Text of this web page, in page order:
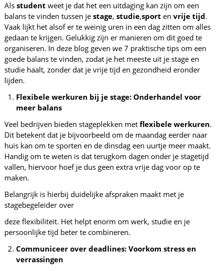
Als student weet je dat het een uitdaging kan zijn om een
balans te vinden tussen je stage, studie,sport en vrije tijd.
Vaak lijkt het alsof er te weinig uren in een dag zitten om alles
gedaan te krijgen. Gelukkig zijn er manieren om dit goed te
organiseren. In deze blog geven we 7 praktische tips om een
goede balans te vinden, zodat je het meeste uit je stage en
studie haalt, zonder dat je vrije tijd en gezondheid eronder
lijden.
Flexibele werkuren bij je stage: Onderhandel voor
meer balans
Veel bedrijven bieden stageplekken met flexibele werkuren.
Dit betekent dat je bijvoorbeeld om de maandag eerder naar
huis kan om te sporten en de dinsdag een uurtje meer maakt.
Handig om te weten is dat terugkom dagen onder je stagetijd
vallen, hiervoor hoef je dus geen extra vrije dag voor op te
maken.
Belangrijk is hierbij duidelijke afspraken maakt met je
stagebegeleider over
deze flexibiliteit. Het helpt enorm om werk, studie en je
persoonlijke tijd beter te combineren.
Communiceer over deadlines: Voorkom stress en
verrassingen